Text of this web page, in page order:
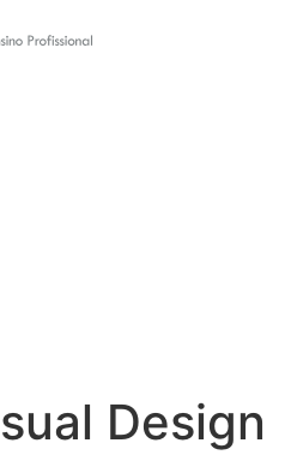
Design